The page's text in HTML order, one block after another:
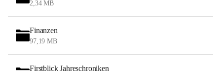
2,34 MB
Finanzen
97,19 MB
Firstblick Jahreschroniken